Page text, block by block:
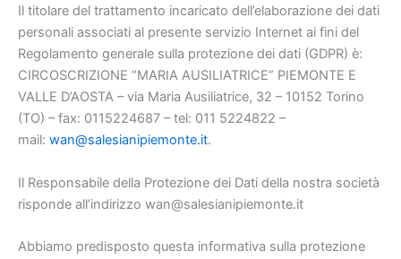
Il titolare del trattamento incaricato dell’elaborazione dei dati
personali associati al presente servizio Internet ai fini del
Regolamento generale sulla protezione dei dati (GDPR) è:
CIRCOSCRIZIONE “MARIA AUSILIATRICE” PIEMONTE E
VALLE D’AOSTA – via Maria Ausiliatrice, 32 – 10152 Torino
(TO) – fax: 0115224687 – tel: 011 5224822 –
mail: wan@salesianipiemonte.it.
Il Responsabile della Protezione dei Dati della nostra società
risponde all’indirizzo wan@salesianipiemonte.it
Abbiamo predisposto questa informativa sulla protezione